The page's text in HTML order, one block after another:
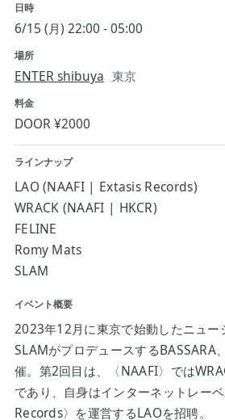
日時
6/15 (月) 22:00 - 05:00
場所
ENTER shibuya 東京
料金
DOOR ¥2000
ラインナップ
LAO (NAAFI | Extasis Records)
WRACK (NAAFI | HKCR)
FELINE
Romy Mats
SLAM
イベント概要
2023年12月に東京で始動したニュー
SLAMがプロデュースするBASSARA
催。第2回目は、〈NAAFI〉では
であり、自身はインターネットレー
Records〉を運営するLAOを招聘。